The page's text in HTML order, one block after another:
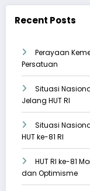
Recent Posts
Perayaan
Persatuan
Situasi
Jelang HUT RI
Situasi
HUT ke-81 RI
HUT RI ke-81
dan Optimisme